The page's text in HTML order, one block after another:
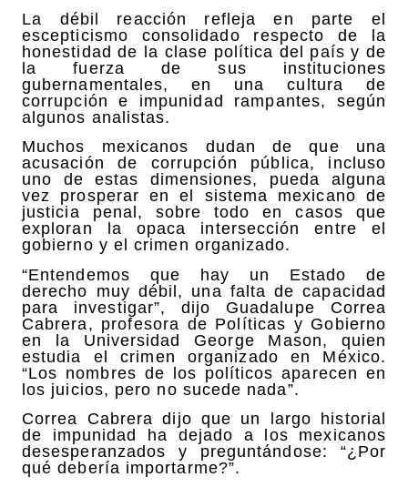
La débil reacción refleja en parte el
escepticismo consolidado respecto de la
honestidad de la clase política del país y de
la fuerza de sus instituciones
gubernamentales, en una cultura de
corrupción e impunidad rampantes, según
algunos analistas.
Muchos mexicanos dudan de que una
acusación de corrupción pública, incluso
uno de estas dimensiones, pueda alguna
vez prosperar en el sistema mexicano de
justicia penal, sobre todo en casos que
exploran la opaca intersección entre el
gobierno y el crimen organizado.
“Entendemos que hay un Estado de
derecho muy débil, una falta de capacidad
para investigar”, dijo Guadalupe Correa
Cabrera, profesora de Políticas y Gobierno
en la Universidad George Mason, quien
estudia el crimen organizado en México.
“Los nombres de los políticos aparecen en
los juicios, pero no sucede nada”.
Correa Cabrera dijo que un largo historial
de impunidad ha dejado a los mexicanos
desesperanzados y preguntándose: “¿Por
qué debería importarme?”.